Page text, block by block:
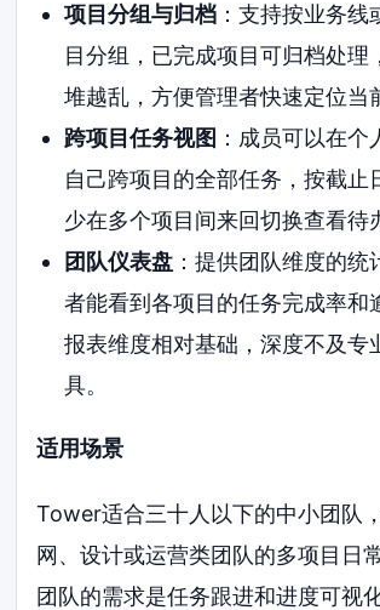
项目分组与归档：支持按业务线
目分组，已完成项目可归档处理
堆越乱，方便管理者快速定位当
跨项目任务视图 ：成员可以在
自己跨项目的全部任务，按截止
少在多个项目间来回切换查看待
团队仪表盘：提供团队维度的统
者能看到各项目的任务完成率和
报表维度相对基础，深度不及专
具。
适用场景
Tower适合三十人以下的中小团队
网、设计或运营类团队的多项目日
团队的需求是任务跟进和进度可视